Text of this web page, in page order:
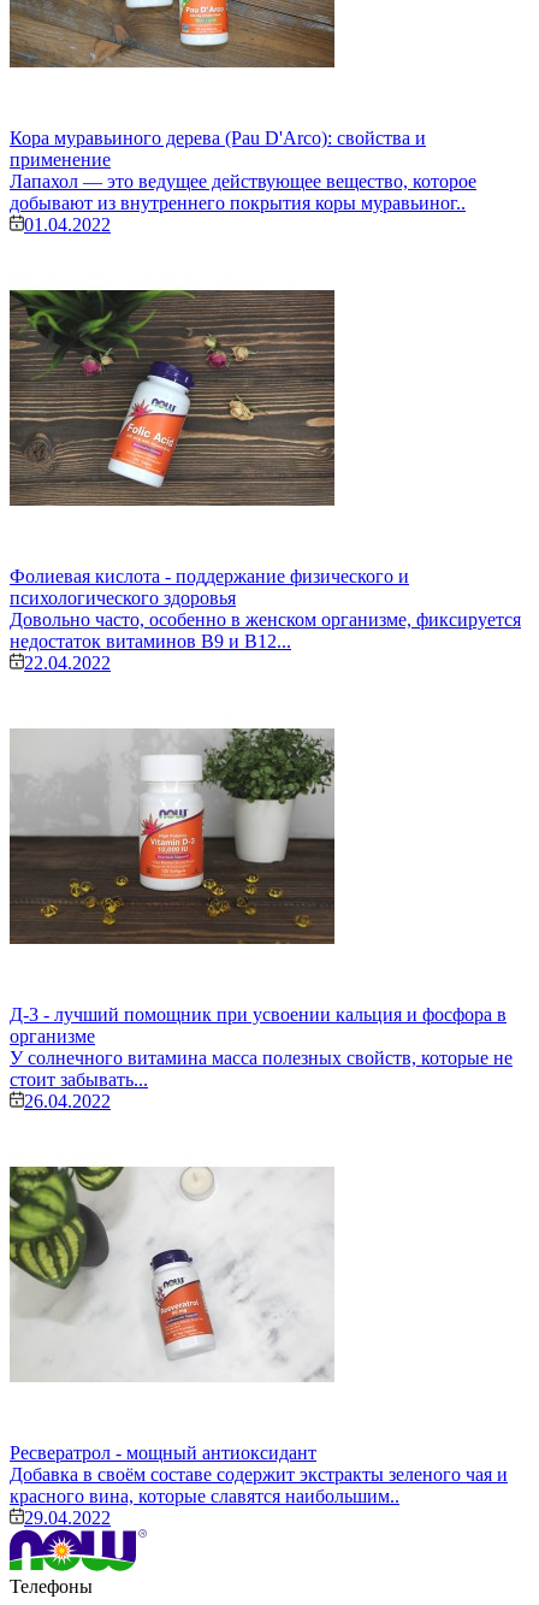
Кора муравьиного дерева (Pau D'Arco): свойства и
применение
Лапахол — это ведущее действующее вещество, которое
добывают из внутреннего покрытия коры муравьиног..
01.04.2022
Фолиевая кислота - поддержание физического и
психологического здоровья
Довольно часто, особенно в женском организме, фиксируется
недостаток витаминов В9 и В12...
22.04.2022
Д-3 - лучший помощник при усвоении кальция и фосфора в
организме
У солнечного витамина масса полезных свойств, которые не
стоит забывать...
26.04.2022
Ресвератрол - мощный антиоксидант
Добавка в своём составе содержит экстракты зеленого чая и
красного вина, которые славятся наибольшим..
29.04.2022
Телефоны